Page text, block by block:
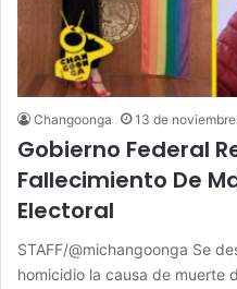
Changoonga 13 de
Gobierno Federal
Fallecimiento De
Electoral
STAFF/@michangoonga Se
homicidio la causa de muerte